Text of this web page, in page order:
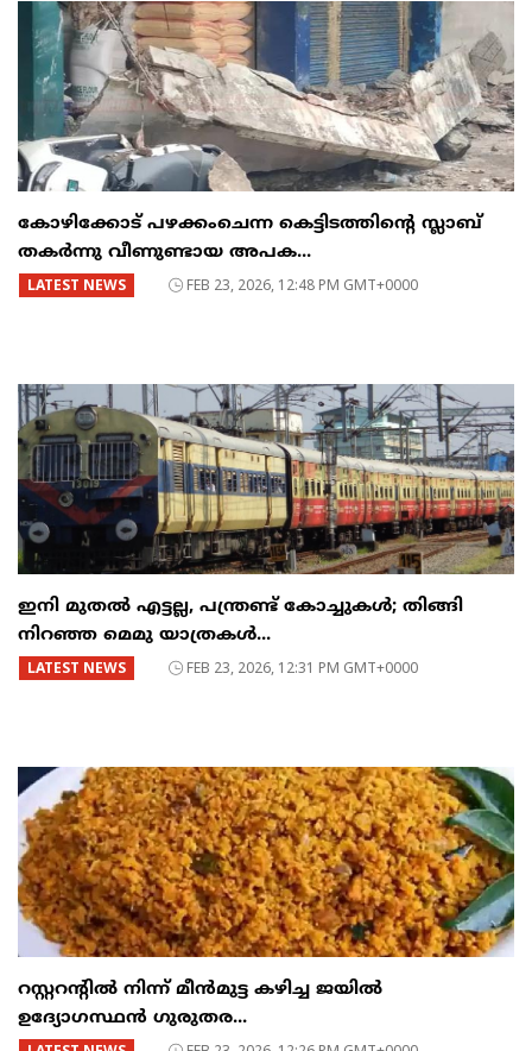
കോഴിക്കോട് പഴക്കംചെന്ന കെട്ടിടത്തിന്റെ സ്ലാബ്
തകർന്നു വീണുണ്ടായ അപക...
LATEST NEWS FEB 23, 2026, 12:48 PM GMT+0000
ഇനി മുതൽ എട്ടല്ല, പന്ത്രണ്ട് കോച്ചുകള്‍; തിങ്ങി
നിറഞ്ഞ മെമു യാത്രകൾ...
LATEST NEWS FEB 23, 2026, 12:31 PM GMT+0000
റസ്റ്ററന്റില്‍ നിന്ന് മീന്‍മുട്ട കഴിച്ച ജയില്‍
ഉദ്യോഗസ്ഥന്‍ ഗുരുതര...